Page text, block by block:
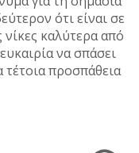
ότι είναι σε
νίκες καλύτερα από
να σπάσει
τέτοια προσπάθεια